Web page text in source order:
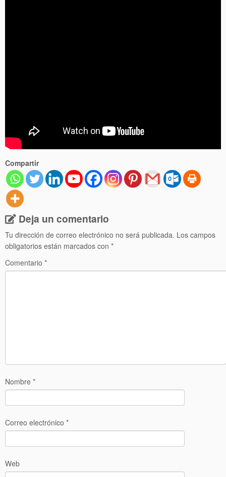
Compartir
Deja un comentario
Tu dirección de correo electrónico no será publicada. Los campos
obligatorios están marcados con *
Comentario *
Nombre *
Correo electrónico *
Web